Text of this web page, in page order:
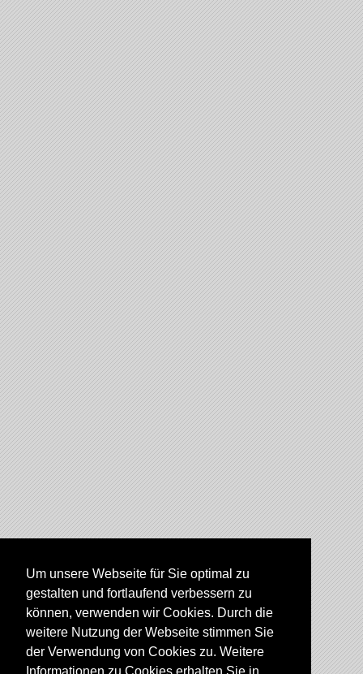
Um unsere Webseite für Sie optimal zu
gestalten und fortlaufend verbessern zu
können, verwenden wir Cookies. Durch die
weitere Nutzung der Webseite stimmen Sie
der Verwendung von Cookies zu. Weitere